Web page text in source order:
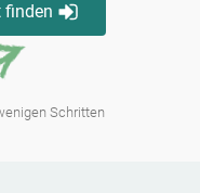
finden
Schritten